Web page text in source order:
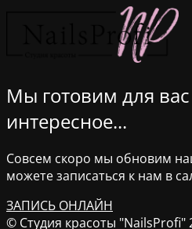
Мы готовим для вас
интересное...
Совсем скоро мы обновим
можете записаться к нам в
ЗАПИСЬ ОНЛАЙН
© Студия красоты "NailsProfi"